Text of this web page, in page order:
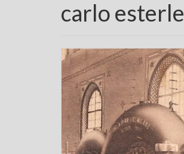
carlo esterle